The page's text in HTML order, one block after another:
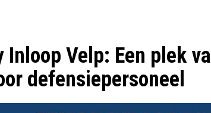
Velp: Een plek
defensiepersoneel